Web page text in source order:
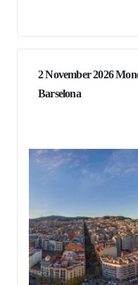
2 November 2026
Barselona